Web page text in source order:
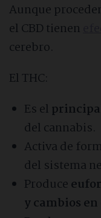
Aunque
el CBD tienen
cerebro.
El THC:
Es el
del cannabis.
Activa de
del sistema
Produce
y cambios